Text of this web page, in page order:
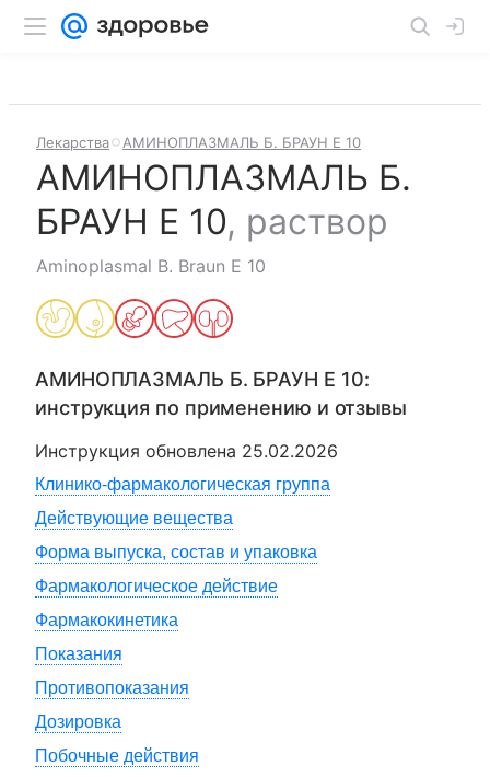
Лекарства АМИНОПЛАЗМАЛЬ Б. БРАУН Е 10
АМИНОПЛАЗМАЛЬ Б.
БРАУН Е 10, раствор
Aminoplasmal B. Braun E 10
АМИНОПЛАЗМАЛЬ Б. БРАУН Е 10:
инструкция по применению и отзывы
Инструкция обновлена 25.02.2026
Клинико-фармакологическая группа
Действующие вещества
Форма выпуска, состав и упаковка
Фармакологическое действие
Фармакокинетика
Показания
Противопоказания
Дозировка
Побочные действия